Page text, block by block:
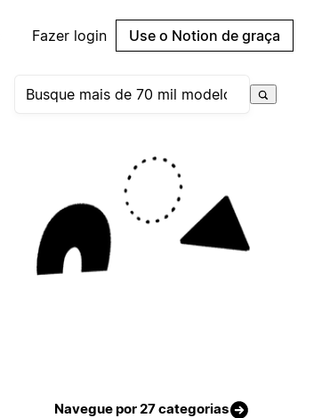
Fazer login Use o Notion de graça
Navegue por 27 categorias